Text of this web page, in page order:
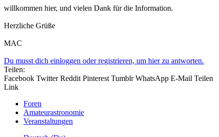
willkommen hier, und vielen Dank für die Information.
Herzliche Grüße
MAC
Du musst dich einloggen oder registrieren, um hier zu antworten.
Teilen:
Facebook Twitter Reddit Pinterest Tumblr WhatsApp E-Mail Teilen
Link
Foren
Amateurastronomie
Veranstaltungen